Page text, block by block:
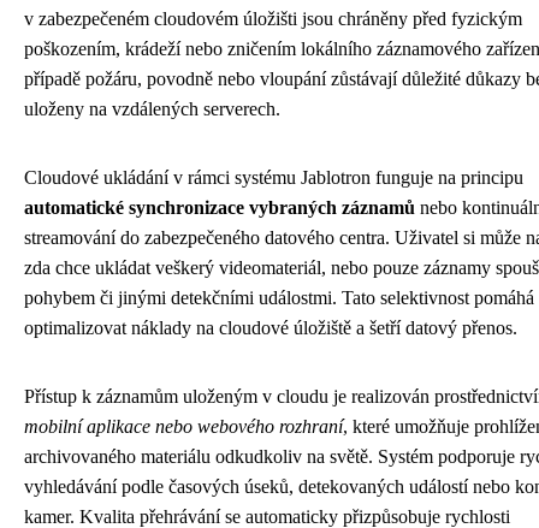
v zabezpečeném cloudovém úložišti jsou chráněny před fyzickým
poškozením, krádeží nebo zničením lokálního záznamového
případě požáru, povodně nebo vloupání zůstávají důležité důkazy
uloženy na vzdálených serverech.
Cloudové ukládání v rámci systému Jablotron funguje na principu
automatické synchronizace vybraných záznamů nebo
streamování do zabezpečeného datového centra. Uživatel si může
zda chce ukládat veškerý videomateriál, nebo pouze záznamy
pohybem či jinými detekčními událostmi. Tato selektivnost pomáhá
optimalizovat náklady na cloudové úložiště a šetří datový přenos.
Přístup k záznamům uloženým v cloudu je realizován
mobilní aplikace nebo webového rozhraní, které umožňuje
archivovaného materiálu odkudkoliv na světě. Systém podporuje
vyhledávání podle časových úseků, detekovaných událostí nebo
kamer. Kvalita přehrávání se automaticky přizpůsobuje rychlosti